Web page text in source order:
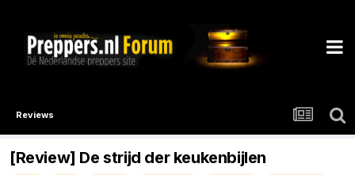
Reviews
[Review] De strijd der keukenbijlen